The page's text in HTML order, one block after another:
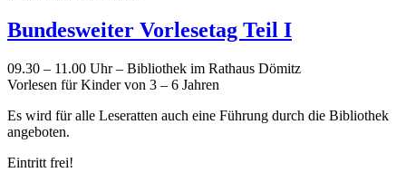
Bundesweiter Vorlesetag Teil I
09.30 – 11.00 Uhr – Bibliothek im Rathaus Dömitz
Vorlesen für Kinder von 3 – 6 Jahren
Es wird für alle Leseratten auch eine Führung durch die Bibliothek
angeboten.
Eintritt frei!